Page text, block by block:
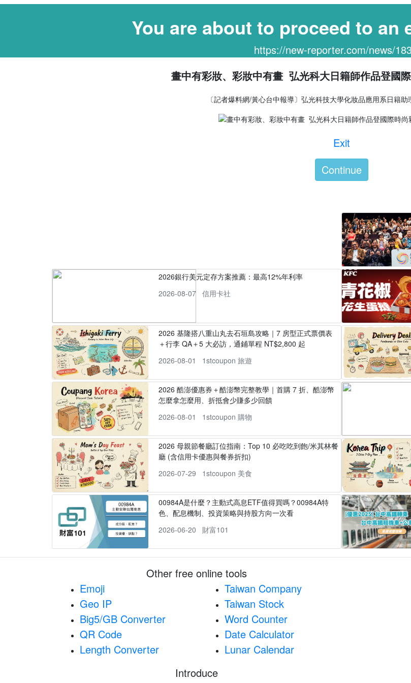
You are about to proceed to an
https://new-reporter.com/news/
畫中有彩妝、彩妝中有畫 弘光科大日籍師作品登國
〔記者爆料網/黃心台中報導〕弘光科技大學化妝品應用系日籍
Exit
Continue
2026銀行美元定存方案推薦：最高12%年利率
2026-08-07
信用卡社
2026 基隆搭八重山丸去石垣島攻略｜7 房型正式票價表
＋行李 QA＋5 大必訪，通鋪單程 NT$2,800 起
2026-08-01
1stcoupon 旅遊
2026 酷澎優惠券＋酷澎幣完整教學｜首購 7 折、酷澎幣
怎麼拿怎麼用、折抵會少賺多少回饋
2026-08-01
1stcoupon 購物
2026 母親節餐廳訂位指南：Top 10 必吃吃到飽/米其林餐
廳 (含信用卡優惠與餐券折扣)
2026-07-29
1stcoupon 美食
00984A是什麼？主動式高息ETF值得買嗎？00984A特
色、配息機制、投資策略與持股方向一次看
2026-06-20
財富101
Other free online tools
Emoji
Geo IP
Big5/GB Converter
QR Code
Length Converter
Taiwan Company
Taiwan Stock
Word Counter
Date Calculator
Lunar Calendar
Introduce